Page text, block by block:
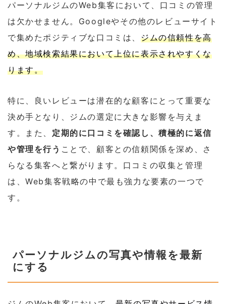
パーソナルジムのWeb集客において、口コミの管理
は欠かせません。Googleやその他のレビューサイト
で集めたポジティブな口コミは、 ジムの信頼性を高
め、地域検索結果において上位に表示されやすくな
ります。
特に、良いレビューは潜在的な顧客にとって重要な
決め手となり、ジムの選定に大きな影響を与えま
す。また、 定期的に口コミを確認し、積極的に返信
や管理を行う ことで、顧客との信頼関係を深め、さ
らなる集客へと繋がります。口コミの収集と管理
は、Web集客戦略の中で最も強力な要素の一つで
す。
パーソナルジムの写真や情報を最新
にする